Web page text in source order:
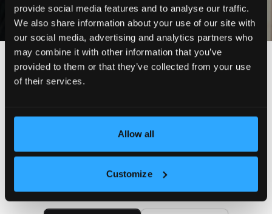
provide social media features and to analyse our traffic.
We also share information about your use of our site with
our social media, advertising and analytics partners who
may combine it with other information that you’ve
provided to them or that they’ve collected from your use
of their services.
Allow all
Customize
Не можахме да намерим имоти,
отговарящи на вашите критерии
за търсене. Моля, опитайте да